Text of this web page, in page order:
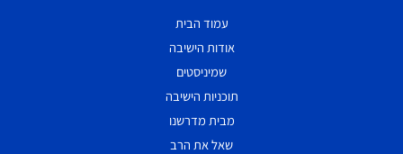
עמוד הבית
אודות הישיבה
שמיניסטים
תוכניות הישיבה
מבית מדרשנו
שאל את הרב